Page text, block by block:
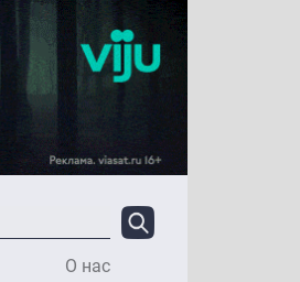
О нас